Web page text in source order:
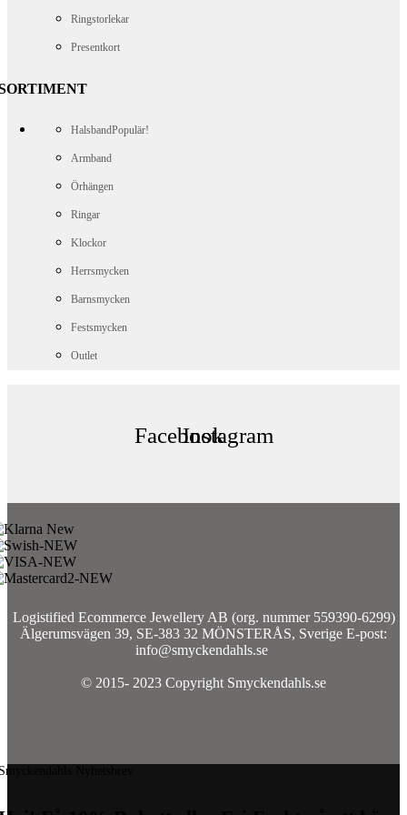
Ringstorlekar
Presentkort
HalsbandPopulär!
Armband
Örhängen
Ringar
Klockor
Herrsmycken
Barnsmycken
Festsmycken
Outlet
FacebookInstagram
Logistified Ecommerce Jewellery AB (org. nummer 559390-6299)
Älgerumsvägen 39, SE-383 32 MÖNSTERÅS, Sverige E-post:
info@smyckendahls.se
© 2015- 2023 Copyright Smyckendahls.se
Nyhetsbrev